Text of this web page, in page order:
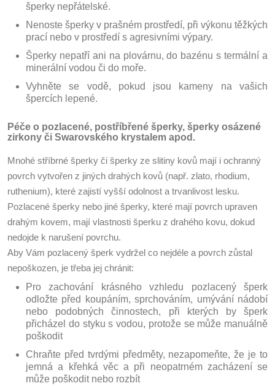
šperky nepřátelské.
Nenoste šperky v prašném prostředí, při výkonu těžkých
prací nebo v prostředí s agresivními výpary.
Šperky nepatří ani na plovárnu, do bazénu s termální a
minerální vodou či do moře.
Vyhněte se vodě, pokud jsou kameny na vašich
špercích lepené.
Péče o pozlacené, postříbřené šperky, šperky osázené
zirkony či Swarovského krystalem apod.
Mnohé stříbrné šperky či šperky ze slitiny kovů mají i ochranný
povrch vytvořen z jiných drahých kovů (např. zlato, rhodium,
ruthenium), které zajistí vyšší odolnost a trvanlivost lesku.
Pozlacené šperky nebo jiné šperky, které mají povrch upraven
drahým kovem, mají vlastnosti šperku z drahého kovu, dokud
nedojde k narušení povrchu.
Aby Vám pozlacený šperk vydržel co nejdéle a povrch zůstal
nepoškozen, je třeba jej chránit:
Pro zachování krásného vzhledu pozlacený šperk
odložte před koupáním, sprchováním, umývání nádobí
nebo podobných činnostech, při kterých by šperk
přicházel do styku s vodou, protože se může manuálně
poškodit
Chraňte před tvrdými předměty, nezapomeňte, že je to
jemná a křehká věc a při neopatrném zacházení se
může poškodit nebo rozbít